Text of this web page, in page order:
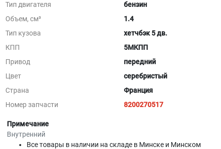
Тип двигателя
бензин
Объем, см³
1.4
Тип кузова
хетчбэк 5 дв.
КПП
5МКПП
Привод
передний
Цвет
серебристый
Страна
Франция
Номер запчасти
8200270517
Примечание
Внутренний
Все товары в наличии на складе в Минскe и Минском